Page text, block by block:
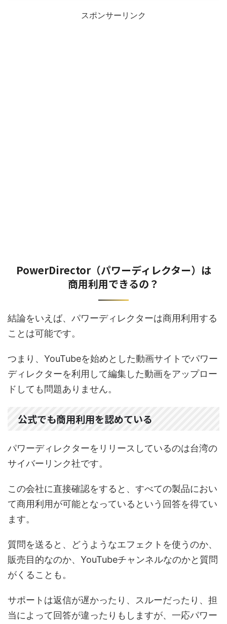
スポンサーリンク
PowerDirector（パワーディレクター）は
商用利用できるの？
結論をいえば、パワーディレクターは商用利用する
ことは可能です。
つまり、YouTubeを始めとした動画サイトでパワー
ディレクターを利用して編集した動画をアップロー
ドしても問題ありません。
公式でも商用利用を認めている
パワーディレクターをリリースしているのは台湾の
サイバーリンク社です。
この会社に直接確認をすると、すべての製品におい
て商用利用が可能となっているという回答を得てい
ます。
質問を送ると、どうようなエフェクトを使うのか、
販売目的なのか、YouTubeチャンネルなのかと質問
がくることも。
サポートは返信が遅かったり、スルーだったり、担
当によって回答が違ったりもしますが、一応パワー